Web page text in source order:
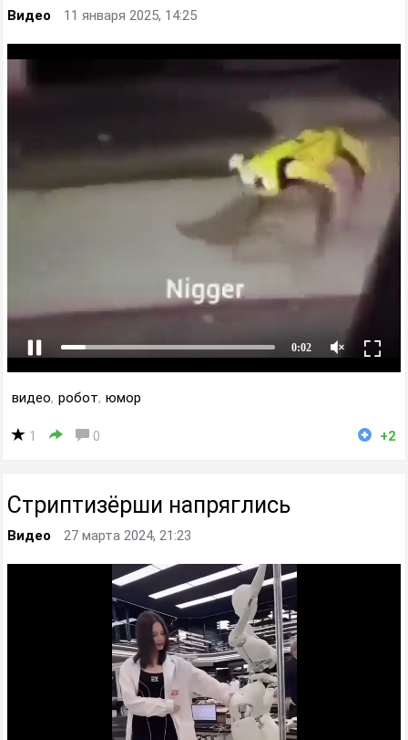
Видео 11 января 2025, 14:25
видео, робот, юмор
1 0 +2
Стриптизёрши напряглись
Видео 27 марта 2024, 21:23